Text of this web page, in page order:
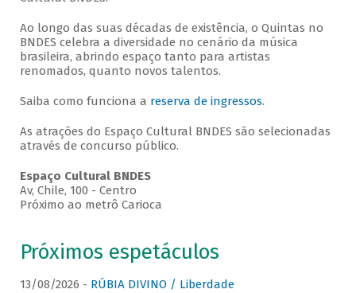
Ao longo das suas décadas de existência, o Quintas no
BNDES celebra a diversidade no cenário da música
brasileira, abrindo espaço tanto para artistas
renomados, quanto novos talentos.
Saiba como funciona a reserva de ingressos.
As atrações do Espaço Cultural BNDES são selecionadas
através de concurso público.
Espaço Cultural BNDES
Av, Chile, 100 - Centro
Próximo ao metrô Carioca
Próximos espetáculos
13/08/2026 - RÚBIA DIVINO / Liberdade